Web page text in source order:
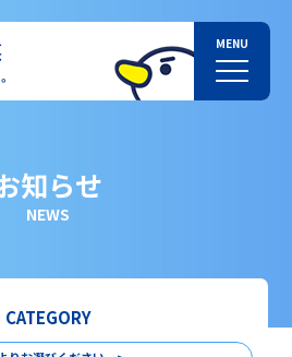
知らせ
NEWS
CATEGORY